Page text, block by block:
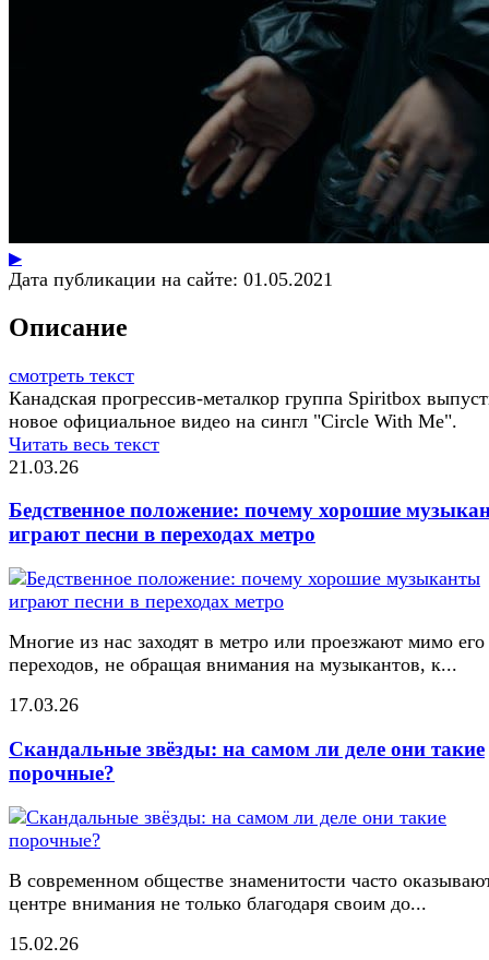
▶
Дата публикации на сайте: 01.05.2021
Описание
смотреть текст
Канадская прогрессив-металкор группа Spiritbox
новое официальное видео на сингл "Circle With Me".
Читать весь текст
21.03.26
Бедственное положение: почему хорошие
играют песни в переходах метро
Многие из нас заходят в метро или проезжают мимо его
переходов, не обращая внимания на музыкантов, к...
17.03.26
Скандальные звёзды: на самом ли деле они такие
порочные?
В современном обществе знаменитости часто
центре внимания не только благодаря своим до...
15.02.26